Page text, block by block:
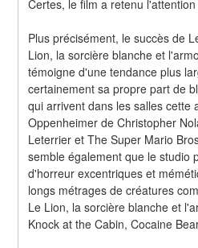
Certes, le film a retenu
Plus précisément, le succès de
Lion, la sorcière blanche et
témoigne d'une tendance plus
certainement sa propre part de
qui arrivent dans les salles cette
Oppenheimer de Christopher
Leterrier et The Super Mario
semble également que le studio
d'horreur excentriques et
longs métrages de créatures
Le Lion, la sorcière blanche et
Knock at the Cabin, Cocaine